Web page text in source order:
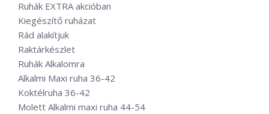
Ruhák EXTRA akcióban
Kiegészítő ruházat
Rád alakítjuk
Raktárkészlet
Ruhák Alkalomra
Alkalmi Maxi ruha 36-42
Koktélruha 36-42
Molett Alkalmi maxi ruha 44-54